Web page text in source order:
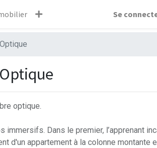
Se
optique.
immersifs. Dans le premier, l’apprenant
d'un appartement à la colonne montante